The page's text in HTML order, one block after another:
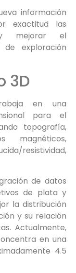
información
exactitud las
y mejorar el
exploración
3D
en una
para el
topografía,
magnéticos,
resistividad,
de datos
de plata y
la distribución
y su relación
Actualmente,
en una
4.5